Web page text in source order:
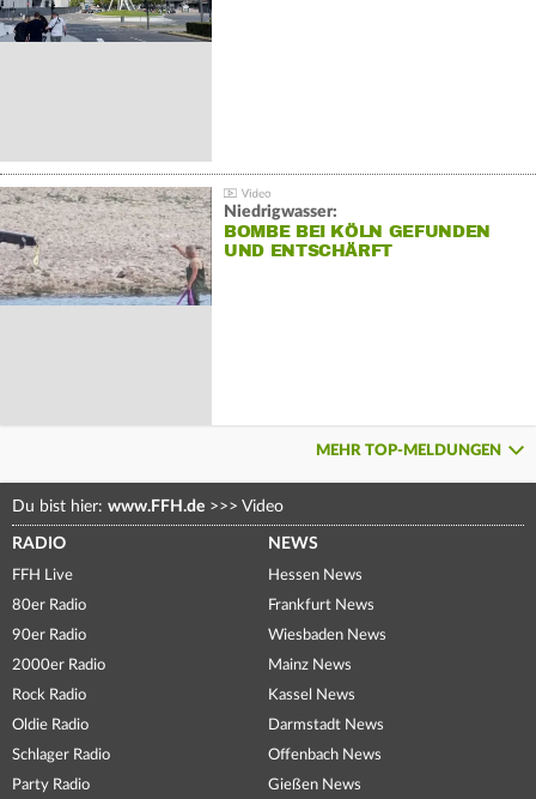
Niedrigwasser:
BOMBE BEI KÖLN GEFUNDEN
UND ENTSCHÄRFT
MEHR TOP-MELDUNGEN
Du bist hier: www.FFH.de >>> Video
RADIO
FFH Live
80er Radio
90er Radio
2000er Radio
Rock Radio
Oldie Radio
Schlager Radio
Party Radio
NEWS
Hessen News
Frankfurt News
Wiesbaden News
Mainz News
Kassel News
Darmstadt News
Offenbach News
Gießen News